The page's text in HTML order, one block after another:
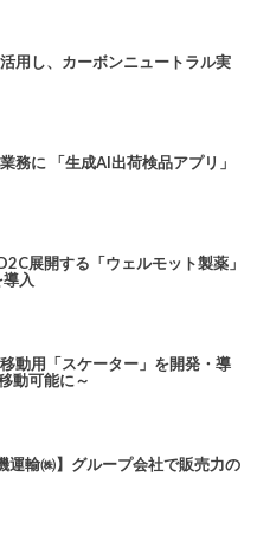
用し、カーボンニュートラル実
務に 「生成AI出荷検品アプリ」
展開する「ウェルモット製薬」
入
動用「スケーター」を開発・導
動可能に～
運輸㈱】グループ会社で販売力の